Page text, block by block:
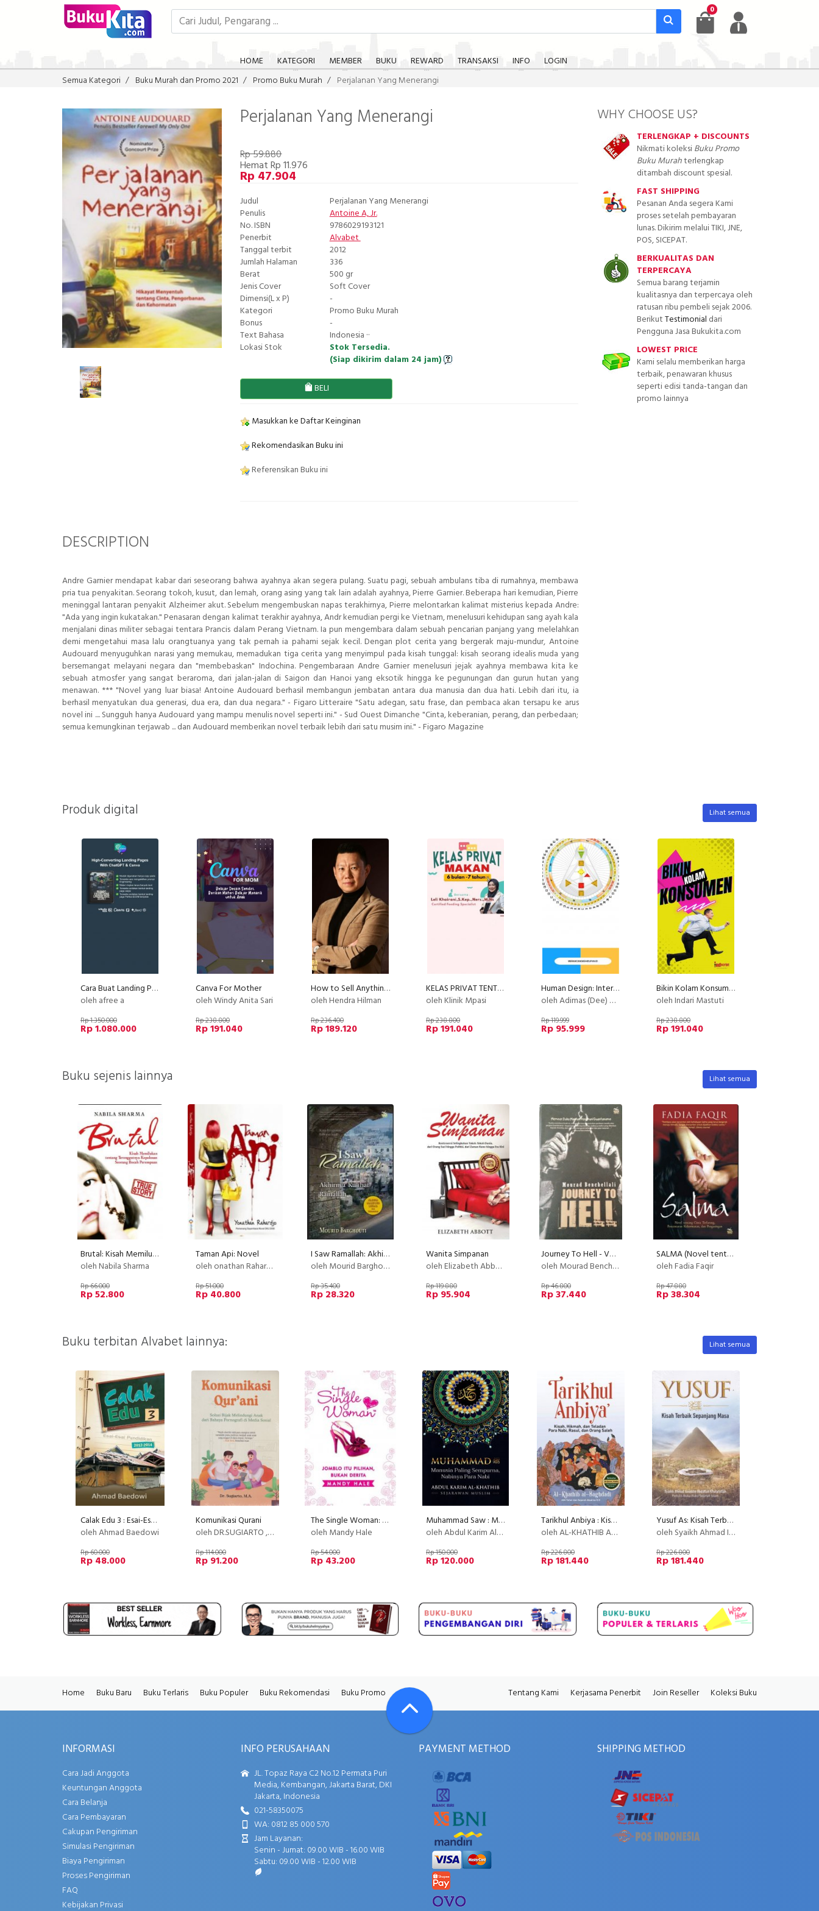
0
HOME KATEGORI MEMBER BUKU REWARD TRANSAKSI INFO
LOGIN
Semua Kategori
Buku Murah dan Promo 2021 Promo Buku Murah Perjalanan Yang Menerangi
Perjalanan Yang Menerangi
Rp 59.880
Hemat Rp 11.976
Rp 47.904
Judul
Perjalanan Yang Menerangi
Penulis
Antoine A, Jr.
No. ISBN
9786029193121
Penerbit
Alvabet
Tanggal terbit
2012
Jumlah Halaman
336
Berat
500 gr
Jenis Cover
Soft Cover
Dimensi(L x P)
-
Kategori
Promo Buku Murah
Bonus
-
Text Bahasa
Indonesia ··
Lokasi Stok
Stok Tersedia.
(Siap dikirim dalam 24 jam)
BELI
Masukkan ke Daftar Keinginan
Rekomendasikan Buku ini
Referensikan Buku ini
DESCRIPTION
Andre Garnier mendapat kabar dari seseorang bahwa ayahnya akan segera pulang. Suatu pagi, sebuah ambulans tiba di rumahnya, membawa
pria tua penyakitan. Seorang tokoh, kusut, dan lemah, orang asing yang tak lain adalah ayahnya, Pierre Garnier. Beberapa hari kemudian, Pierre
meninggal lantaran penyakit Alzheimer akut. Sebelum mengembuskan napas terakhirnya, Pierre melontarkan kalimat misterius kepada Andre:
"Ada yang ingin kukatakan." Penasaran dengan kalimat terakhir ayahnya, Andr kemudian pergi ke Vietnam, menelusuri kehidupan sang ayah kala
menjalani dinas militer sebagai tentara Prancis dalam Perang Vietnam. Ia pun mengembara dalam sebuah pencarian panjang yang melelahkan
demi mengetahui masa lalu orangtuanya yang tak pernah ia pahami sejak kecil. Dengan plot cerita yang bergerak maju-mundur, Antoine
Audouard menyuguhkan narasi yang memukau, memadukan tiga cerita yang menyimpul pada kisah tunggal: kisah seorang idealis muda yang
bersemangat melayani negara dan "membebaskan" Indochina. Pengembaraan Andre Garnier menelusuri jejak ayahnya membawa kita ke
sebuah atmosfer yang sangat beraroma, dari jalan-jalan di Saigon dan Hanoi yang eksotik hingga ke pegunungan dan gurun hutan yang
menawan. *** "Novel yang luar biasa! Antoine Audouard berhasil membangun jembatan antara dua manusia dan dua hati. Lebih dari itu, ia
berhasil menyatukan dua generasi, dua era, dan dua negara." - Figaro Litteraire "Satu adegan, satu frase, dan pembaca akan tersapu ke arus
novel ini .... Sungguh hanya Audouard yang mampu menulis novel seperti ini." - Sud Ouest Dimanche "Cinta, keberanian, perang, dan perbedaan;
semua kemungkinan terjawab ... dan Audouard memberikan novel terbaik lebih dari satu musim ini." - Figaro Magazine
WHY CHOOSE US?
TERLENGKAP + DISCOUNTS
Nikmati koleksiBuku Promo
Buku Murahterlengkap
ditambah discount spesial.
FAST SHIPPING
Pesanan Anda segera Kami
proses setelah pembayaran
lunas. Dikirim melalui TIKI, JNE,
POS, SICEPAT.
BERKUALITAS DAN
TERPERCAYA
Semua barang terjamin
kualitasnya dan terpercaya oleh
ratusan ribu pembeli sejak 2006.
BerikutTestimonial dari
Pengguna Jasa Bukukita.com
LOWEST PRICE
Kami selalu memberikan harga
terbaik, penawaran khusus
seperti edisi tanda-tangan dan
promo lainnya
Produk digital Lihat semua
Cara Buat Landing Page High Konversi dengan ChatGPT
oleh afree a
Rp 1.350.000
Rp 1.080.000
Canva For Mother
oleh Windy Anita Sari
Rp 238.800
Rp 191.040
How to Sell Anything, Anytime, Anywhere to Anyone (PLATINUM)
oleh Hendra Hilman
Rp 236.400
Rp 189.120
KELAS PRIVAT TENTANG MAKAN (by Klinik MPASI )
oleh Klinik Mpasi
Rp 238.800
Rp 191.040
Human Design: Intermediate Class
oleh Adimas (Dee) Wirajayanagara (Lesmana)
Rp 119.999
Rp 95.999
Bikin Kolam Konsumen
oleh Indari Mastuti
Rp 238.800
Rp 191.040
Buku sejenis lainnya Lihat semua
Brutal: Kisah Memilukan tentang Terenggutnya Kepolosan seorang Bocah Perempuan
oleh Nabila Sharma
Rp 66.000
Rp 52.800
Taman Api: Novel
oleh onathan Rahardjo
Rp 51.000
Rp 40.800
I Saw Ramallah: Akhirnya Kulihat Ramallah
oleh Mourid Barghouti
Rp 35.400
Rp 28.320
Wanita Simpanan
oleh Elizabeth Abbott
Rp 119.880
Rp 95.904
Journey To Hell - Voyage vers l'enfer
oleh Mourad Benchellali
Rp 46.800
Rp 37.440
SALMA (Novel tentang Cinta Terlarang, Kehormatan, dan Pengasingan)
oleh Fadia Faqir
Rp 47.880
Rp 38.304
Buku terbitan Alvabet lainnya: Lihat semua
Calak Edu 3 : Esai-Esai Pendidikan 2012-2014
oleh Ahmad Baedowi
Rp 60.000
Rp 48.000
Komunikasi Qurani
oleh DR.SUGIARTO , M.A.
Rp 114.000
Rp 91.200
The Single Woman: Jomblo Itu Pilihan, Bukan Derita
oleh Mandy Hale
Rp 54.000
Rp 43.200
Muhammad Saw : Manusia Paling Sempurna, Nabinya Para Nabi
oleh Abdul Karim Al-Khathib
Rp 150.000
Rp 120.000
Tarikhul Anbiya : Kisah, Hikmah, Dan Teladan Para Nabi, Rasul
oleh AL-KHATHIB AL-BAGHDADI
Rp 226.800
Rp 181.440
Yusuf As: Kisah Terbaik Sepanjang Masa
oleh Syaikh Ahmad Izzuddin Abdullah Khalafullah
Rp 226.800
Rp 181.440
Home Buku Baru Buku Terlaris Buku Populer Buku Rekomendasi Buku Promo Tentang Kami Kerjasama Penerbit Join Reseller Koleksi Buku
INFORMASI
Cara Jadi Anggota
Keuntungan Anggota
Cara Belanja
Cara Pembayaran
Cakupan Pengiriman
Simulasi Pengiriman
Biaya Pengiriman
Proses Pengiriman
FAQ
Kebijakan Privasi
INFO PERUSAHAAN
JL. Topaz Raya C2 No.12 Permata Puri
Media, Kembangan, Jakarta Barat, DKI
Jakarta, Indonesia
021-58350075
WA: 0812 85 000 570
Jam Layanan:
Senin - Jumat: 09.00 WIB - 16.00 WIB
Sabtu: 09.00 WIB - 12.00 WIB
PAYMENT METHOD SHIPPING METHOD